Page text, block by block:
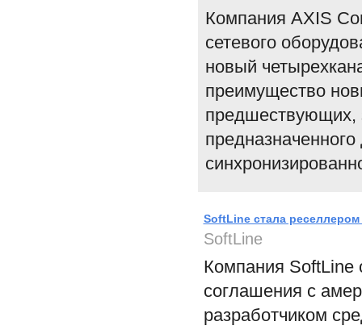
Компания AXIS
сетевого
новый
преимущество
предшествующих,
SoftLine стала
SoftLine
Компания SoftLine
соглашения с
разработчиком